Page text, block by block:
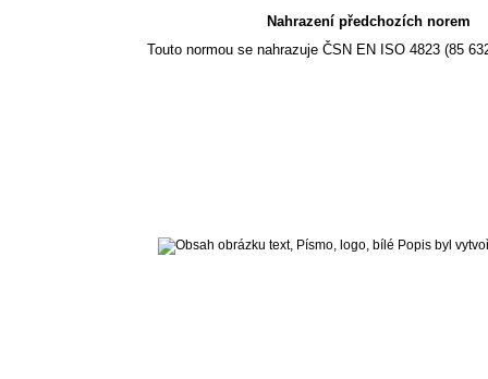
Nahrazení předchozích norem
Touto normou se nahrazuje ČSN EN ISO 4823 (85